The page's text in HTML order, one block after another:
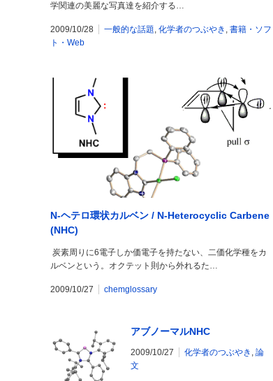
学関連の美麗な写真達を紹介する…
2009/10/28 一般的な話題, 化学者のつぶやき , 書籍・ソフ
ト・Web
N-ヘテロ環状カルベン / N-Heterocyclic Carbene
(NHC)
炭素周りに6電子しか価電子を持たない、二価化学種をカ
ルベンという。オクテット則から外れるた…
2009/10/27 chemglossary
アブノーマルNHC
2009/10/27 化学者のつぶやき , 論
文